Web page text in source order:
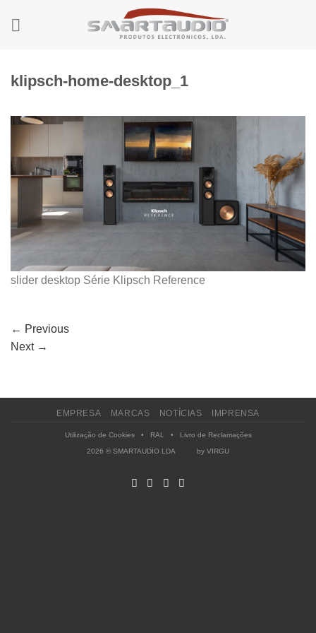
klipsch-home-desktop_1
slider desktop Série Klipsch Reference
← Previous
Next →
EMPRESA MARCAS NOTÍCIAS IMPRENSA
Utilização de Cookies• RAL • Livro de Reclamações
2026 © SMARTAUDIO LDA by VIRGU